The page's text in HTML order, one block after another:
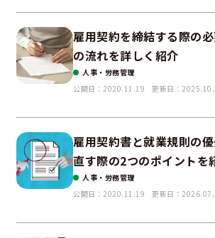
雇用契約を締結する際の
の流れを詳しく紹介
人事・労務管理
公開日：2020.11.19
更新日：
雇用契約書と就業規則の
直す際の2つのポイントを
人事・労務管理
公開日：2020.11.19
更新日：